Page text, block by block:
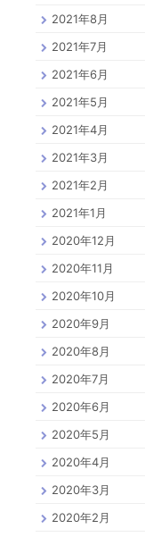
2021年8月
2021年7月
2021年6月
2021年5月
2021年4月
2021年3月
2021年2月
2021年1月
2020年12月
2020年11月
2020年10月
2020年9月
2020年8月
2020年7月
2020年6月
2020年5月
2020年4月
2020年3月
2020年2月